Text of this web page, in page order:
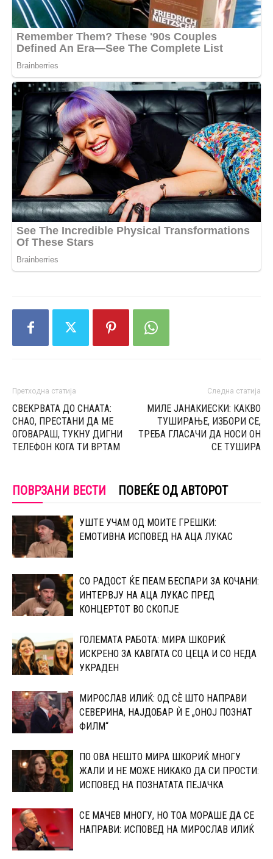
Претходна статија
СВЕКРВАТА ДО СНААТА:
СНАО, ПРЕСТАНИ ДА МЕ
ОГОВАРАШ, ТУКНУ ДИГНИ
ТЕЛЕФОН КОГА ТИ ВРТАМ
Следна статија
МИЛЕ ЈАНАКИЕСКИ: КАКВО
ТУШИРАЊЕ, ИЗБОРИ СЕ,
ТРЕБА ГЛАСАЧИ ДА НОСИ ОН
СЕ ТУШИРА
ПОВРЗАНИ ВЕСТИ ПОВЕЌЕ ОД АВТОРОТ
УШТЕ УЧАМ ОД МОИТЕ ГРЕШКИ:
ЕМОТИВНА ИСПОВЕД НА АЦА ЛУКАС
СО РАДОСТ ЌЕ ПЕАМ БЕСПАРИ ЗА КОЧАНИ:
ИНТЕРВЈУ НА АЦА ЛУКАС ПРЕД
КОНЦЕРТОТ ВО СКОПЈЕ
ГОЛЕМАТА РАБОТА: МИРА ШКОРИЌ
ИСКРЕНО ЗА КАВГАТА СО ЦЕЦА И СО НЕДА
УКРАДЕН
МИРОСЛАВ ИЛИЌ: ОД СÈ ШТО НАПРАВИ
СЕВЕРИНА, НАЈДОБАР Ѝ Е „ОНОЈ ПОЗНАТ
ФИЛМ“
ПО ОВА НЕШТО МИРА ШКОРИЌ МНОГУ
ЖАЛИ И НЕ МОЖЕ НИКАКО ДА СИ ПРОСТИ:
ИСПОВЕД НА ПОЗНАТАТА ПЕЈАЧКА
СЕ МАЧЕВ МНОГУ, НО ТОА МОРАШЕ ДА СЕ
НАПРАВИ: ИСПОВЕД НА МИРОСЛАВ ИЛИЌ